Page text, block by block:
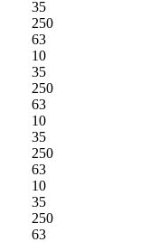
35
250
63
10
35
250
63
10
35
250
63
10
35
250
63